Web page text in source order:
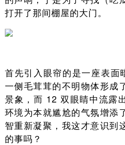
打开了那间棚屋的大门。
首先引入眼帘的是一座表面
一侧毛茸茸的不明物体形成
景象，而 12 双眼睛中流露
环境为本就尴尬的气氛增添
智重新凝聚，我这才意识到
的事吗？